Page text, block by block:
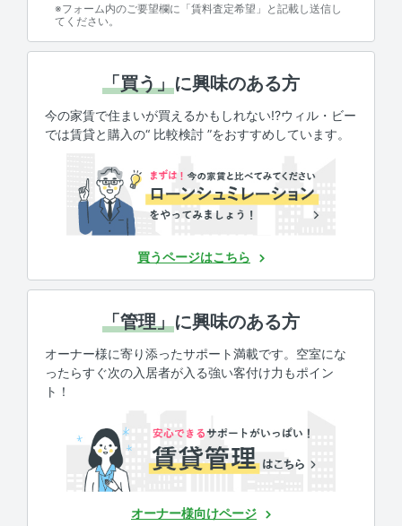
※フォーム内のご要望欄に「賃料査定希望」と記載し送信し
てください。
「買う」に興味のある方
今の家賃で住まいが買えるかもしれない!?ウィル・ビー
では賃貸と購入の“ 比較検討 ”をおすすめしています。
買うページはこちら
「管理」に興味のある方
オーナー様に寄り添ったサポート満載です。空室にな
ったらすぐ次の入居者が入る強い客付け力もポイン
ト！
オーナー様向けページ